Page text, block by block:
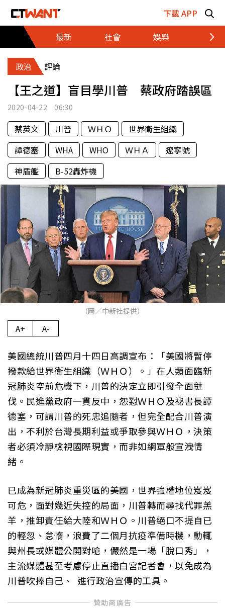
下載 APP
最新
社會 娛樂 財經
政治 評論
【王之道】盲目學川普 蔡政府踏誤區
2020-04-22 06:30
蔡英文 川普 ＷＨＯ
世界衛生組織
譚德塞
WHA WHO ＷＨＡ
遼寧號
神盾艦
B-52轟炸機
（圖／中新社提供）
A+ A-
美國總統川普四月十四日高調宣布：「美國將暫停
撥款給世界衛生組織（ＷＨＯ）。」在人類面臨新
冠肺炎空前危機下，川普的決定立即引發全面撻
伐。民進黨政府一貫反中，怨懟ＷＨＯ及祕書長譚
德塞，可謂川普的死忠追隨者，但完全配合川普演
出，不利於台灣長期利益或爭取參與ＷＨＯ，決策
者必須冷靜檢視國際現實，而非如網軍般宣洩情
緒。
已成為新冠肺炎重災區的美國，世界強權地位岌岌
可危，面對幾近失控的局面，川普轉而尋找代罪羔
羊，推卸責任給大陸和ＷＨＯ。川普絕口不提自已
的輕忽、怠惰，浪費了二個月抗疫準備時機，動輒
與州長或媒體公開對嗆，儼然是一場「脫口秀」，
主流媒體甚至考慮停止直播白宮記者會，以免成為
川普吹捧自己、 進行政治宣傳的工具。